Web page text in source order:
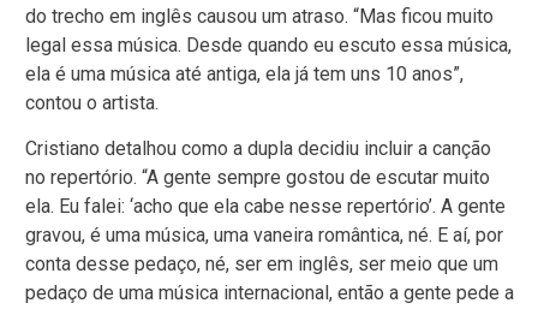
do trecho em inglês causou um atraso. “Mas ficou muito
legal essa música. Desde quando eu escuto essa música,
ela é uma música até antiga, ela já tem uns 10 anos”,
contou o artista.
Cristiano detalhou como a dupla decidiu incluir a canção
no repertório. “A gente sempre gostou de escutar muito
ela. Eu falei: ‘acho que ela cabe nesse repertório’. A gente
gravou, é uma música, uma vaneira romântica, né. E aí, por
conta desse pedaço, né, ser em inglês, ser meio que um
pedaço de uma música internacional, então a gente pede a